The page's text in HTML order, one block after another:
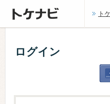
ト
ログイン